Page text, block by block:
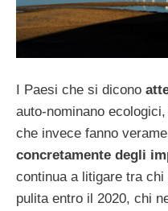
I Paesi che si dicono
auto-nominano
che invece fanno
concretamente degli
continua a litigare tra chi
pulita entro il 2020, chi